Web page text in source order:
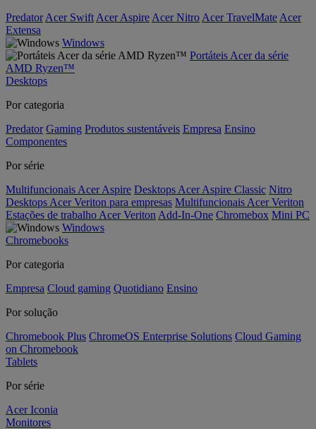
Predator Acer Swift Acer Aspire Acer Nitro Acer TravelMate Acer
Extensa
Windows
Portáteis Acer da série
AMD Ryzen™
Desktops
Por categoria
Predator Gaming Produtos sustentáveis Empresa Ensino
Componentes
Por série
Multifuncionais Acer Aspire Desktops Acer Aspire Classic Nitro
Desktops Acer Veriton para empresas Multifuncionais Acer Veriton
Estações de trabalho Acer Veriton Add-In-One Chromebox Mini PC
Windows
Chromebooks
Por categoria
Empresa Cloud gaming Quotidiano Ensino
Por solução
Chromebook Plus ChromeOS Enterprise Solutions Cloud Gaming
on Chromebook
Tablets
Por série
Acer Iconia
Monitores